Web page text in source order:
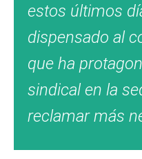
estos últimos
dispensado al
que ha
sindical en la
reclamar más